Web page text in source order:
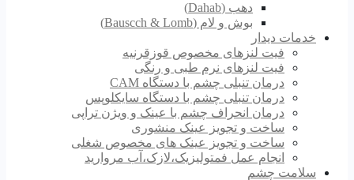
دهب (Dahab)
بوش و لام (Bauscch & Lomb)
خدمات دیدار
فیت لنزهای مخصوص قوزقرنیه
فیت لنزهای نرم طبی و رنگی
درمان تنبلی چشم با دستگاه CAM
درمان تنبلی چشم با دستگاه سایکلوپس
درمان انحراف چشم با عینک و ویژن تراپی
ساخت و تجویز عینک منشوری
ساخت و تجویز عینک های مخصوص شغلی
انجام عمل فمتولیزیک،لازک،آب مروارید
سلامت چشم